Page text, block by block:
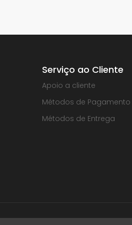
Serviço ao Cliente
Apoio a cliente
Métodos de Pagamento
Métodos de Entrega